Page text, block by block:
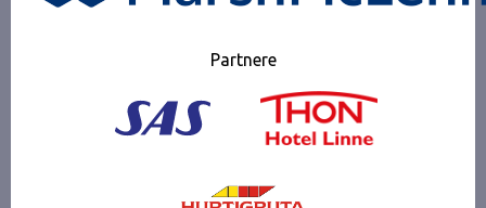
Partnere